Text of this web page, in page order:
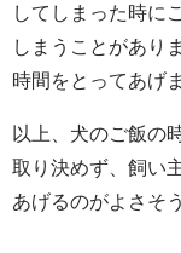
してしまった時に
しまうことがあり
時間をとってあげ
以上、犬のご飯の
取り決めず、飼い
あげるのがよさそ